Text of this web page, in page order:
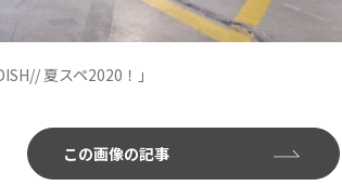
夏スペ2020！」
この画像の記事